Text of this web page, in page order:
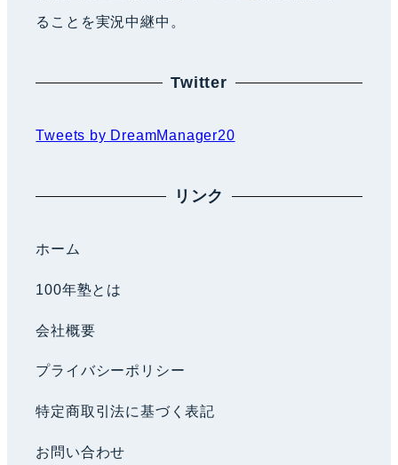
ることを実況中継中。
Twitter
Tweets by DreamManager20
リンク
ホーム
100年塾とは
会社概要
プライバシーポリシー
特定商取引法に基づく表記
お問い合わせ